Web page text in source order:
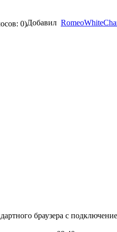
0)Добавил
браузера с